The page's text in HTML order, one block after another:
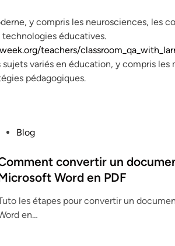
y compris les neurosciences, les
technologies éducatives.
teachers/
variés en éducation, y compris les
pédagogiques.
Blog
convertir un
Word en PDF
les étapes pour convertir un
en…